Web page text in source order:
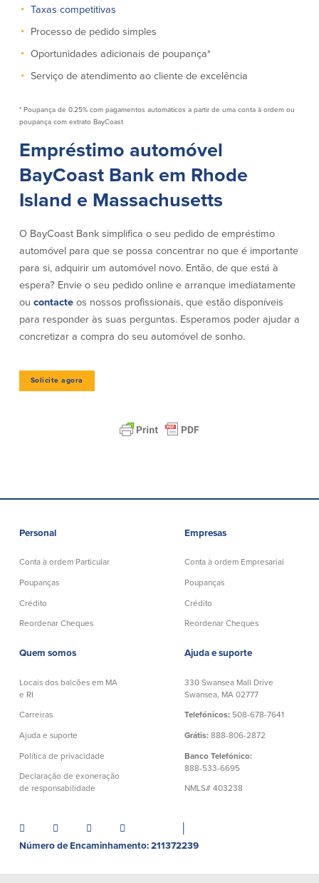
BayCoast Insurance
Español
cliente para a segurança da Internet
Comunidade
Comunidade
Programas de
educação
Get on the Bus
Donativos e patrocínios
Perguntas mais frequentes
Plimoth Investment
Taxas competitivas
Processo de pedido simples
Oportunidades adicionais de poupança*
Serviço de atendimento ao cliente de excelência
* Poupança de 0.25% com pagamentos automáticos a partir de uma conta à ordem ou
poupança com extrato BayCoast
Empréstimo automóvel
BayCoast Bank em Rhode
Island e Massachusetts
O BayCoast Bank simplifica o seu pedido de empréstimo
automóvel para que se possa concentrar no que é importante
para si, adquirir um automóvel novo. Então, de que está à
espera? Envie o seu pedido online e arranque imediatamente
ou contacte os nossos profissionais, que estão disponíveis
para responder às suas perguntas. Esperamos poder ajudar a
concretizar a compra do seu automóvel de sonho.
Solicite agora
Personal
Conta à ordem Particular
Poupanças
Crédito
Reordenar Cheques
Empresas
Conta à ordem Empresarial
Poupanças
Crédito
Reordenar Cheques
Quem somos
Locais dos balcões em MA
e RI
Carreiras
Ajuda e suporte
Política de privacidade
Declaração de exoneração
de responsabilidade
Ajuda e suporte
330 Swansea Mall Drive
Swansea, MA 02777
Telefónicos: 508-678-7641
Grátis: 888-806-2872
Banco Telefónico:
888-533-6695
NMLS# 403238
Número de Encaminhamento: 211372239